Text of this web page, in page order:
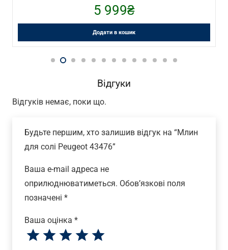
5 999₴
Додати в кошик
Відгуки
Відгуків немає, поки що.
Будьте першим, хто залишив відгук на “Млин
для солі Peugeot 43476”
Ваша e-mail адреса не
оприлюднюватиметься. Обов’язкові поля
позначені *
Ваша оцінка *